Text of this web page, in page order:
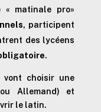
matinale pro»
, participent
des lycéens
.
choisir une
Allemand) et
le latin.